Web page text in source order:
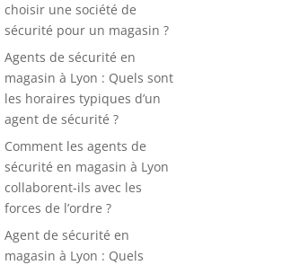
choisir une société de
sécurité pour un magasin ?
Agents de sécurité en
magasin à Lyon : Quels sont
les horaires typiques d’un
agent de sécurité ?
Comment les agents de
sécurité en magasin à Lyon
collaborent-ils avec les
forces de l’ordre ?
Agent de sécurité en
magasin à Lyon : Quels